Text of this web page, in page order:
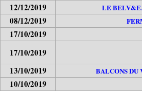
12/12/2019 LE
08/12/2019
17/10/2019
17/10/2019
13/10/2019 BALCONS DU
10/10/2019